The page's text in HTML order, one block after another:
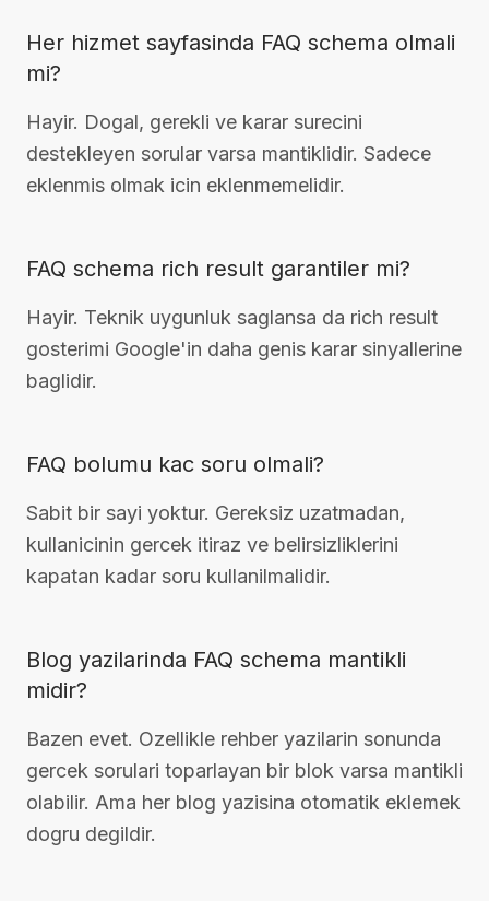
Her hizmet sayfasinda FAQ schema olmali
mi?
Hayir. Dogal, gerekli ve karar surecini
destekleyen sorular varsa mantiklidir. Sadece
eklenmis olmak icin eklenmemelidir.
FAQ schema rich result garantiler mi?
Hayir. Teknik uygunluk saglansa da rich result
gosterimi Google'in daha genis karar sinyallerine
baglidir.
FAQ bolumu kac soru olmali?
Sabit bir sayi yoktur. Gereksiz uzatmadan,
kullanicinin gercek itiraz ve belirsizliklerini
kapatan kadar soru kullanilmalidir.
Blog yazilarinda FAQ schema mantikli
midir?
Bazen evet. Ozellikle rehber yazilarin sonunda
gercek sorulari toparlayan bir blok varsa mantikli
olabilir. Ama her blog yazisina otomatik eklemek
dogru degildir.